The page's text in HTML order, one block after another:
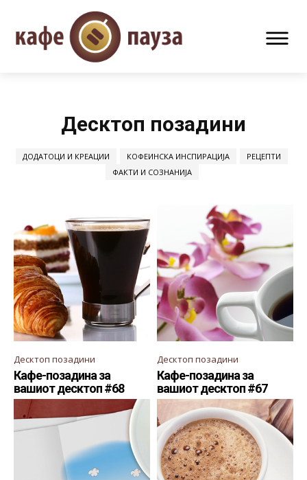
Десктоп позадини
ДОДАТОЦИ И КРЕАЦИИ КОФЕИНСКА ИНСПИРАЦИЈА
РЕЦЕПТИ
ФАКТИ И СОЗНАНИЈА
Десктоп позадини
Кафе-позадина за
вашиот десктоп #68
Десктоп позадини
Кафе-позадина за
вашиот десктоп #67